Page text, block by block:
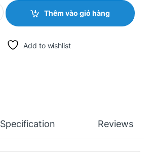
Thêm vào giỏ hàng
Add to wishlist
Specification Reviews